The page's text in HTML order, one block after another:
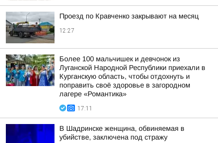
Проезд по Кравченко закрывают на месяц
12:27
Более 100 мальчишек и девчонок из
Луганской Народной Республики приехали в
Курганскую область, чтобы отдохнуть и
поправить своё здоровье в загородном
лагере «Романтика»
17:11
В Шадринске женщина, обвиняемая в
убийстве, заключена под стражу